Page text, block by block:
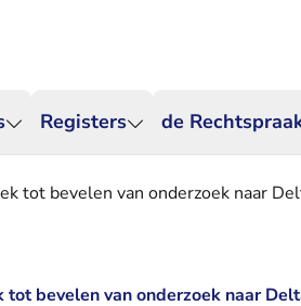
Registers de
tot bevelen van onderzoek naar
bevelen van onderzoek naar